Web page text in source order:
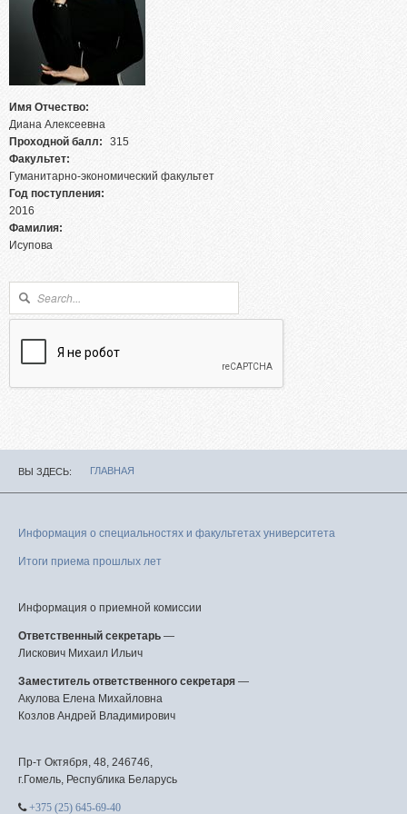
Зачисление без вступительных испытаний
Родителям абитуриентов
Часто задаваемые вопросы
Факультет довузовской подготовки
Централизованное тестирование
Репетиционное тестирование
Профориентанционные мероприятия 2023/2024
Имя Отчество:
Диана Алексеевна
Проходной балл:
315
Факультет:
Гуманитарно-экономический факультет
Год поступления:
2016
Фамилия:
Исупова
Форма поиска
Поиск
ВЫ ЗДЕСЬ ГЛАВНАЯ
Информация о специальностях и факультетах университета
Итоги приема прошлых лет
Информация о приемной комиссии
Ответственный секретарь —
Лискович Михаил Ильич
Заместитель ответственного секретаря —
Акулова Елена Михайловна
Козлов Андрей Владимирович
Пр-т Октября, 48, 246746,
г.Гомель, Республика Беларусь
+375 (25) 645-69-40